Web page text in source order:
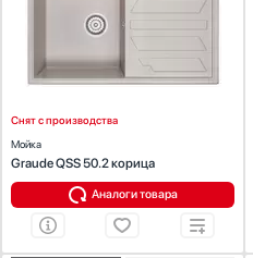
30
45-50
50
Расположение крыла:
слева или справа
Снят с производства
Мойка
Graude QSS 50.2 корица
Аналоги товара